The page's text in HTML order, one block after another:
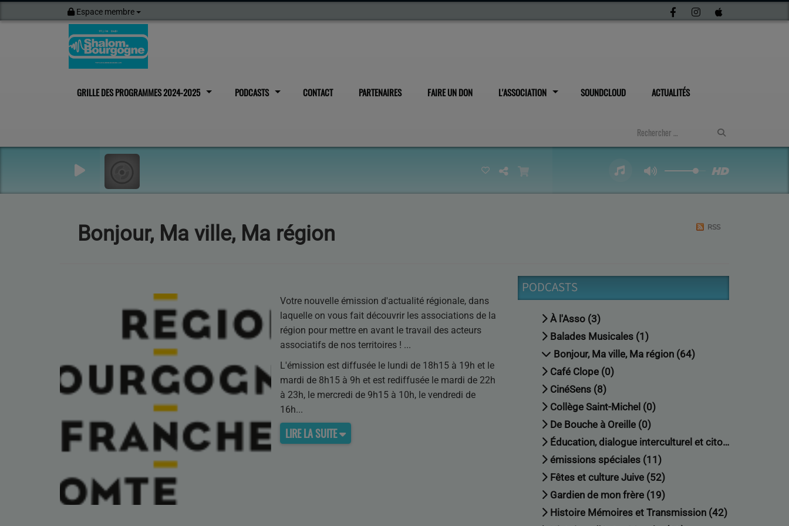
Espace membre
GRILLE DES PROGRAMMES 2024-2025 PODCASTS CONTACT PARTENAIRES FAIRE UN DON L'ASSOCIATION SOUNDCLOUD ACTUALITÉS
Bonjour, Ma ville, Ma région RSS
Votre nouvelle émission d'actualité régionale, dans
laquelle on vous fait découvrir les associations de la
région pour mettre en avant le travail des acteurs
associatifs de nos territoires !
L'émission est diffusée le lundi de 18h15 à 19h et le
mardi de 8h15 à 9h et est rediffusée le mardi de 22h
à 23h, le mercredi de 9h15 à 10h, le vendredi de
16h
LIRE LA SUITE
PODCASTS
À l'Asso (3)
Balades Musicales (1)
Bonjour, Ma ville, Ma région (64)
Café Clope (0)
CinéSens (8)
Collège Saint-Michel (0)
De Bouche à Oreille (0)
Éducation, dialogue interculturel et citoyenneté (18)
émissions spéciales (11)
Fêtes et culture Juive (52)
Gardien de mon frère (19)
Histoire Mémoires et Transmission (42)